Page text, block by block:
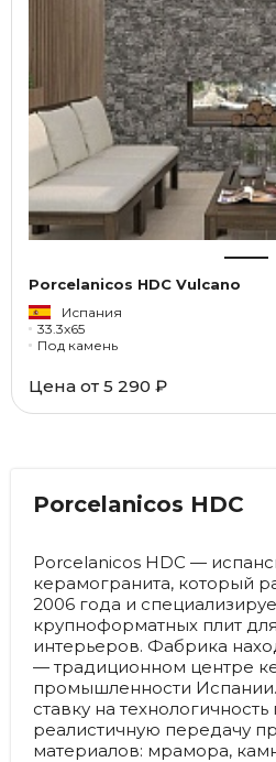
Porcelanicos HDC Vulcano
Испания
33.3x65
Под камень
Цена от 5 290 ₽
Porcelanicos HDC
Porcelanicos HDC —
керамогранита, который
2006 года и
крупноформатных плит
интерьеров. Фабрика
— традиционном центре
промышленности
ставку на
реалистичную передачу
материалов: мрамора,